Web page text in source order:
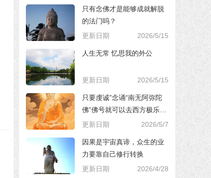
只有念佛才是能够成就解脱
的法门吗？
更新日期
2026/5/15
人生无常 忆思我的外公
更新日期 2026/5/15
只要虔诚”念诵“南无阿弥陀
佛”佛号就可以去西方极乐世
界，对吗？
更新日期 2026/5/7
因果是宇宙真谛，众生的业
力要靠自己修行转换
更新日期
2026/4/28